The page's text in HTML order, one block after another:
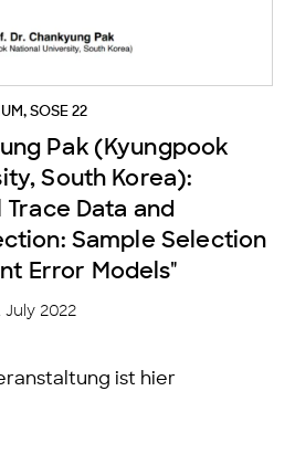
, SOSE 22
Pak (Kyungpook
South Korea):
Data and
Sample Selection
Error Models"
July 2022
ist hier